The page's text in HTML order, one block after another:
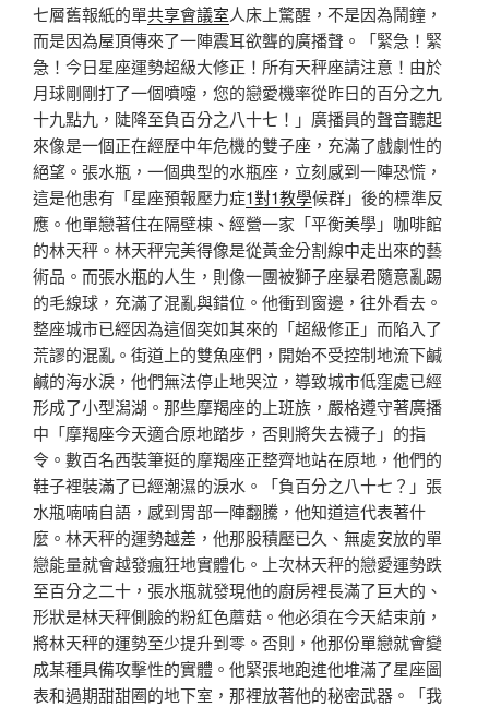
七層舊報紙的單共享會議室人床上驚醒，不是因為鬧鐘，
而是因為屋頂傳來了一陣震耳欲聾的廣播聲。「緊急！緊
急！今日星座運勢超級大修正！所有天秤座請注意！由於
月球剛剛打了一個噴嚏，您的戀愛機率從昨日的百分之九
十九點九，陡降至負百分之八十七！」廣播員的聲音聽起
來像是一個正在經歷中年危機的雙子座，充滿了戲劇性的
絕望。張水瓶，一個典型的水瓶座，立刻感到一陣恐慌，
這是他患有「星座預報壓力症1對1教學候群」後的標準反
應。他單戀著住在隔壁棟、經營一家「平衡美學」咖啡館
的林天秤。林天秤完美得像是從黃金分割線中走出來的藝
術品。而張水瓶的人生，則像一團被獅子座暴君隨意亂踢
的毛線球，充滿了混亂與錯位。他衝到窗邊，往外看去。
整座城市已經因為這個突如其來的「超級修正」而陷入了
荒謬的混亂。街道上的雙魚座們，開始不受控制地流下鹹
鹹的海水淚，他們無法停止地哭泣，導致城市低窪處已經
形成了小型潟湖。那些摩羯座的上班族，嚴格遵守著廣播
中「摩羯座今天適合原地踏步，否則將失去襪子」的指
令。數百名西裝筆挺的摩羯座正整齊地站在原地，他們的
鞋子裡裝滿了已經潮濕的淚水。「負百分之八十七？」張
水瓶喃喃自語，感到胃部一陣翻騰，他知道這代表著什
麼。林天秤的運勢越差，他那股積壓已久、無處安放的單
戀能量就會越發瘋狂地實體化。上次林天秤的戀愛運勢跌
至百分之二十，張水瓶就發現他的廚房裡長滿了巨大的、
形狀是林天秤側臉的粉紅色蘑菇。他必須在今天結束前，
將林天秤的運勢至少提升到零。否則，他那份單戀就會變
成某種具備攻擊性的實體。他緊張地跑進他堆滿了星座圖
表和過期甜甜圈的地下室，那裡放著他的秘密武器。「我